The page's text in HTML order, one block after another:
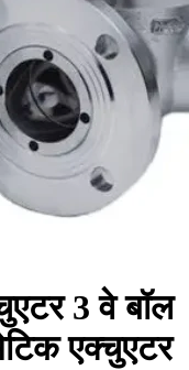
3 वे बॉल
एक्चुएटर